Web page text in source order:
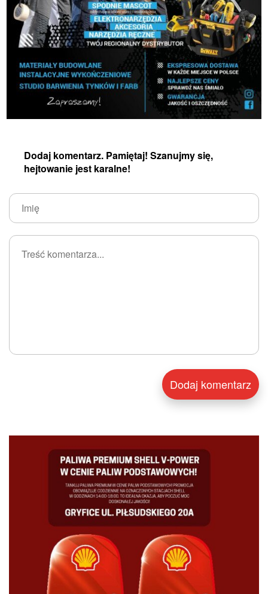
Dodaj komentarz. Pamiętaj! Szanujmy się,
hejtowanie jest karalne!